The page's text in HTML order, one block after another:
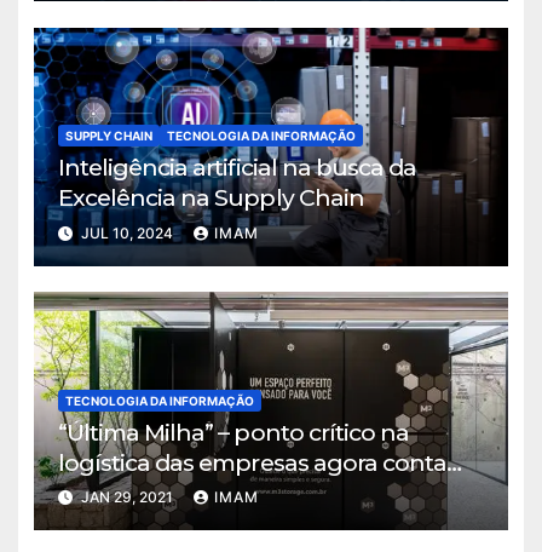
SUPPLY CHAIN TECNOLOGIA DA INFORMAÇÃO
Inteligência artificial na busca da
Excelência na Supply Chain
JUL 10, 2024 IMAM
TECNOLOGIA DA INFORMAÇÃO
“Última Milha” – ponto crítico na
logística das empresas agora conta
com solução que alia tecnológica e
localização estratégica
JAN 29, 2021 IMAM